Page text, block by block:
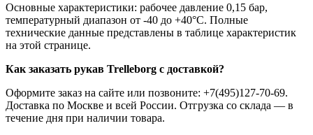
Основные характеристики: рабочее давление 0,15 бар,
температурный диапазон от -40 до +40°C. Полные
технические данные представлены в таблице характеристик
на этой странице.
Как заказать рукав Trelleborg с доставкой?
Оформите заказ на сайте или позвоните: +7(495)127-70-69.
Доставка по Москве и всей России. Отгрузка со склада — в
течение дня при наличии товара.